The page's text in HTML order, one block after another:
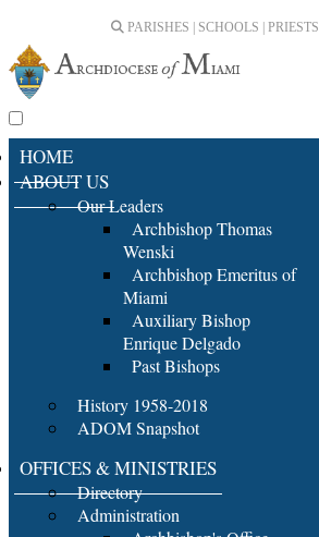
PARISHES | SCHOOLS | PRIESTS |
HOME
ABOUT US
Our Leaders
Archbishop Thomas
Wenski
Archbishop Emeritus of
Miami
Auxiliary Bishop
Enrique Delgado
Past Bishops
History 1958-2018
ADOM Snapshot
OFFICES & MINISTRIES
Directory
Administration